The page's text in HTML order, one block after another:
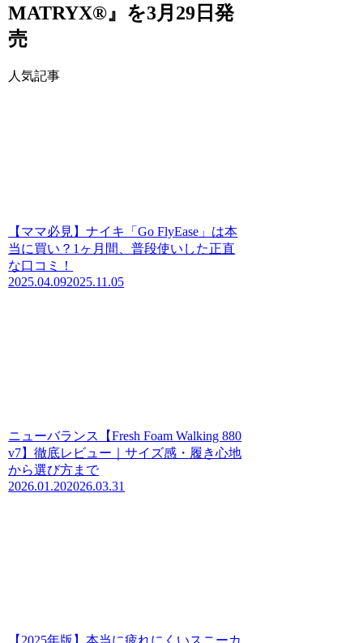
MATRYX®』を3月29日発
売
人気記事
【ママ必見】ナイキ「Go FlyEase」は本
当に買い？1ヶ月間、普段使いした正直
な口コミ！
2025.04.092025.11.05
ニューバランス【Fresh Foam Walking 880
v7】徹底レビュー｜サイズ感・履き心地
から選び方まで
2026.01.202026.03.31
【2025年版】本当に疲れにくいスニーカ